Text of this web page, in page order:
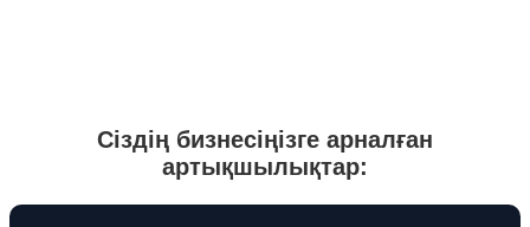
Сіздің бизнесіңізге арналған
артықшылықтар: